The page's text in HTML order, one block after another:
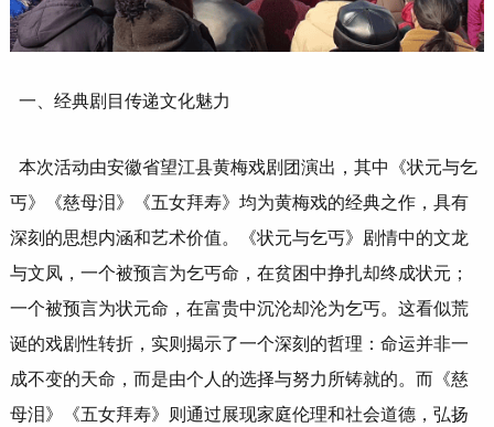
一、经典剧目传递文化魅力
本次活动由安徽省望江县黄梅戏剧团演出，其中《状元与乞
丐》《慈母泪》《五女拜寿》均为黄梅戏的经典之作，具有
深刻的思想内涵和艺术价值。《状元与乞丐》剧情中的文龙
与文凤，一个被预言为乞丐命，在贫困中挣扎却终成状元；
一个被预言为状元命，在富贵中沉沦却沦为乞丐。这看似荒
诞的戏剧性转折，实则揭示了一个深刻的哲理：命运并非一
成不变的天命，而是由个人的选择与努力所铸就的。而《慈
母泪》《五女拜寿》则通过展现家庭伦理和社会道德，弘扬